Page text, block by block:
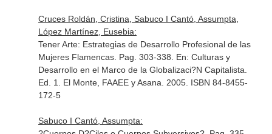
Cruces Roldán, Cristina, Sabuco I Cantó, Assumpta,
López Martínez, Eusebia:
Tener Arte: Estrategias de Desarrollo Profesional de las
Mujeres Flamencas. Pag. 303-338. En: Culturas y
Desarrollo en el Marco de la Globalizaci?N Capitalista
Ed. 1. El Monte, FAAEE y Asana. 2005. ISBN 84-8455-
172-5
Sabuco I Cantó, Assumpta: